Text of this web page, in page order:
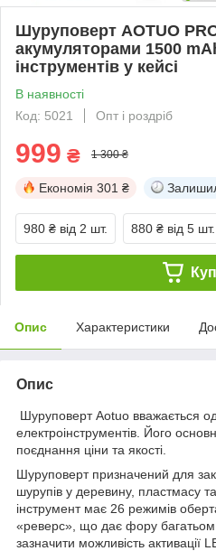
Шуруповерт AOTUO
акумуляторами 1500
інструментів у кейсі
В наявності
Код: 5021
Опт і роздріб
999 ₴ 1 300 ₴
Економія 301 ₴
980 ₴ від 2 шт. 880 ₴ від 5 шт.
Опис Характеристики
Опис
Шуруповерт Aotuo вважається
електроінструментів. Його
поєднання ціни та якості.
Шуруповерт призначений для
шурупів у деревину, пластмасу
інструмент має 26 режимів
«реверс», що дає фору багатьом
зазначити можливість активації